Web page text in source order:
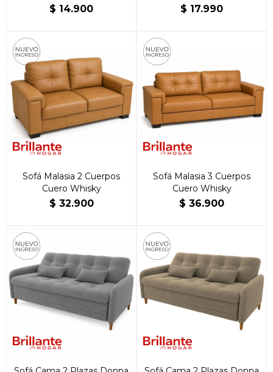
$ 14.900 $ 17.990
Sofá Malasia 2 Cuerpos
Cuero Whisky
$ 32.900
Sofá Malasia 3 Cuerpos
Cuero Whisky
$ 36.900